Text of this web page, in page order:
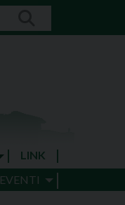
LINK
EVENTI